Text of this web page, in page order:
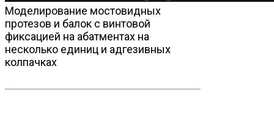
Моделирование мостовидных
протезов и балок с винтовой
фиксацией на абатментах на
несколько единиц и адгезивных
колпачках